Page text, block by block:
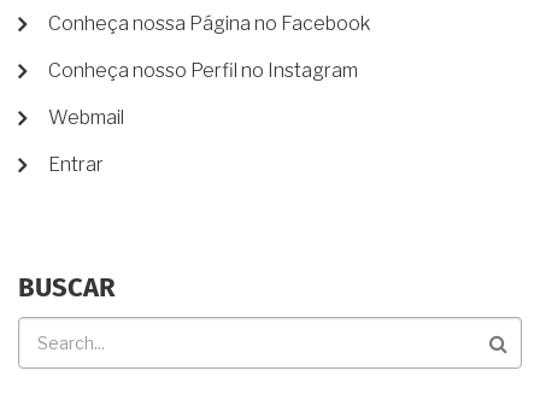
NA
HERANÇA
PARA
TERCEIROS?
MENU
CONTA
DE
Conheça nossa Página no Facebook
Conheça nosso Perfil no Instagram
Webmail
Entrar
BUSCAR